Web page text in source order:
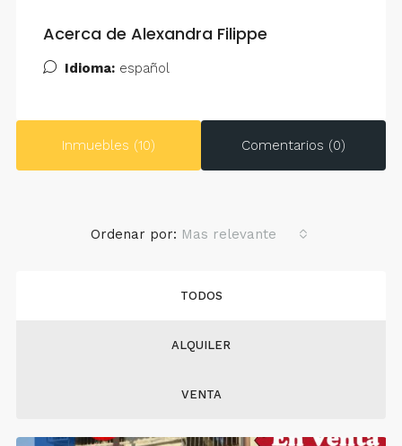
Acerca de Alexandra Filippe
Idioma: español
Inmuebles (10) Comentarios (0)
TODOS
ALQUILER
VENTA
Ordenar por: Mas relevante